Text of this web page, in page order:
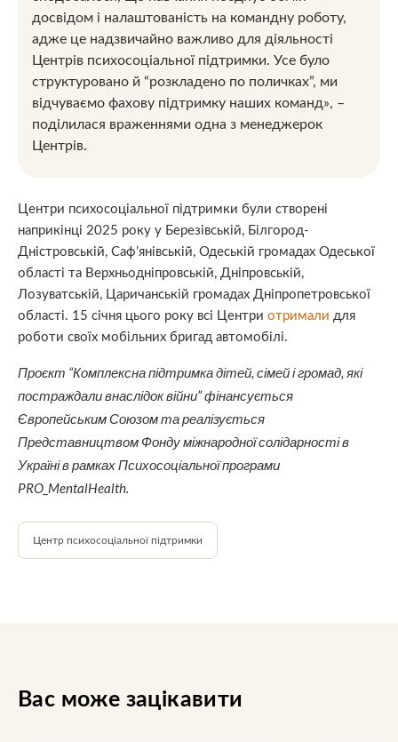
досвідом і налаштованість на командну роботу,
адже це надзвичайно важливо для діяльності
Центрів психосоціальної підтримки. Усе було
структуровано й “розкладено по поличках”, ми
відчуваємо фахову підтримку наших команд», –
поділилася враженнями одна з менеджерок
Центрів.
Центри психосоціальної підтримки були створені
наприкінці 2025 року у Березівській, Білгород-
Дністровській, Саф’янівській, Одеській громадах Одеської
області та Верхньодніпровській, Дніпровській,
Лозуватській, Царичанській громадах Дніпропетровської
області. 15 січня цього року всі Центри отримали для
роботи своїх мобільних бригад автомобілі.
Проєкт “Комплексна підтримка дітей, сімей і громад, які
постраждали внаслідок війни” фінансується
Європейським Союзом та реалізується
Представництвом Фонду міжнародної солідарності в
Україні в рамках Психосоціальної програми
PRO_MentalHealth.
Центр психосоціальної підтримки
Вас може зацікавити